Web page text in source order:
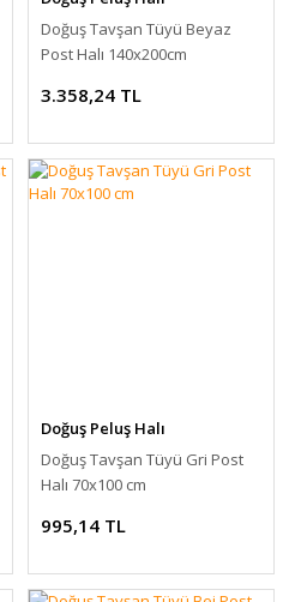
Doğuş Tavşan Tüyü Beyaz
Post Halı 140x200cm
3.358,24 TL
Doğuş Peluş Halı
Doğuş Tavşan Tüyü Gri Post
Halı 70x100 cm
995,14 TL